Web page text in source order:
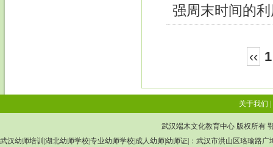
强周末时间的
‹‹ 1
关于我们
武汉端木文化教育中心 版权所有
武汉幼师培训|湖北幼师学校|专业幼师学校|成人幼师|幼师证|：武汉市洪山区珞瑜路